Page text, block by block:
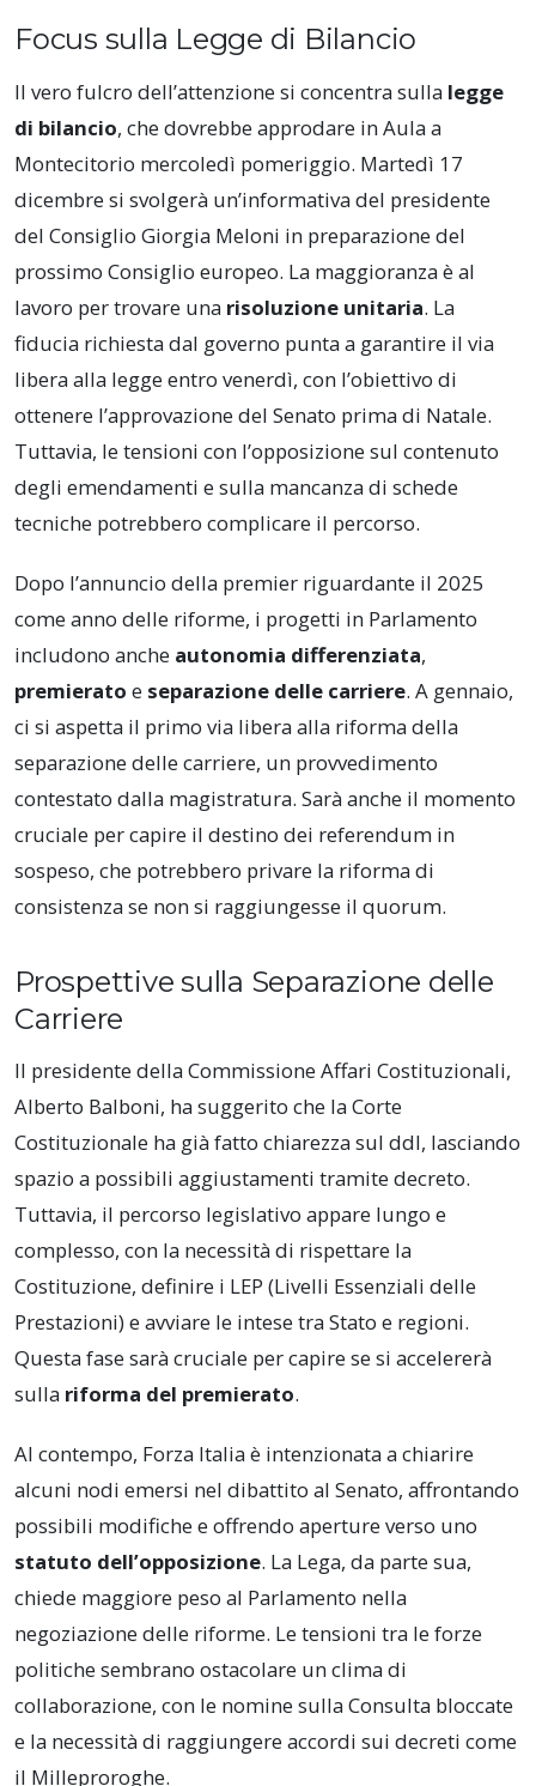
Focus sulla Legge di Bilancio
Il vero fulcro dell’attenzione si concentra sulla legge
di bilancio, che dovrebbe approdare in Aula a
Montecitorio mercoledì pomeriggio. Martedì 17
dicembre si svolgerà un’informativa del presidente
del Consiglio Giorgia Meloni in preparazione del
prossimo Consiglio europeo. La maggioranza è al
lavoro per trovare una risoluzione unitaria. La
fiducia richiesta dal governo punta a garantire il via
libera alla legge entro venerdì, con l’obiettivo di
ottenere l’approvazione del Senato prima di Natale.
Tuttavia, le tensioni con l’opposizione sul contenuto
degli emendamenti e sulla mancanza di schede
tecniche potrebbero complicare il percorso.
Dopo l’annuncio della premier riguardante il 2025
come anno delle riforme, i progetti in Parlamento
includono anche autonomia differenziata,
premierato e separazione delle carriere. A gennaio,
ci si aspetta il primo via libera alla riforma della
separazione delle carriere, un provvedimento
contestato dalla magistratura. Sarà anche il momento
cruciale per capire il destino dei referendum in
sospeso, che potrebbero privare la riforma di
consistenza se non si raggiungesse il quorum.
Prospettive sulla Separazione delle
Carriere
Il presidente della Commissione Affari Costituzionali,
Alberto Balboni, ha suggerito che la Corte
Costituzionale ha già fatto chiarezza sul ddl, lasciando
spazio a possibili aggiustamenti tramite decreto.
Tuttavia, il percorso legislativo appare lungo e
complesso, con la necessità di rispettare la
Costituzione, definire i LEP (Livelli Essenziali delle
Prestazioni) e avviare le intese tra Stato e regioni.
Questa fase sarà cruciale per capire se si accelererà
sulla riforma del premierato.
Al contempo, Forza Italia è intenzionata a chiarire
alcuni nodi emersi nel dibattito al Senato, affrontando
possibili modifiche e offrendo aperture verso uno
statuto dell’opposizione. La Lega, da parte sua,
chiede maggiore peso al Parlamento nella
negoziazione delle riforme. Le tensioni tra le forze
politiche sembrano ostacolare un clima di
collaborazione, con le nomine sulla Consulta bloccate
e la necessità di raggiungere accordi sui decreti come
il Milleproroghe.